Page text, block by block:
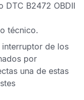
DTC B2472 OBDII
técnico.
de los
por
una de estas